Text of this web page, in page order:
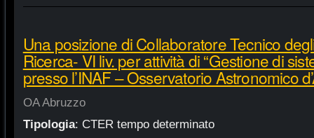
Una posizione di Collaboratore Tecnico
Ricerca- VI liv. per attività di “Gestione di
presso l’INAF – Osservatorio Astronomico
OA Abruzzo
Tipologia: CTER tempo determinato